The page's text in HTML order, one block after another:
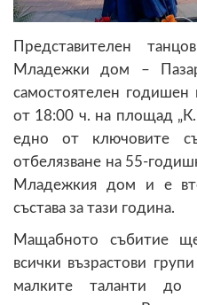
Представителeн
Младежки дом –
самостоятелен
от 18:00 ч. на площад „К.
едно от ключовите
отбелязване на 55-
Младежкия дом и е
състава за тази година.
Мащабното събитие
всички възрастови
малките таланти до